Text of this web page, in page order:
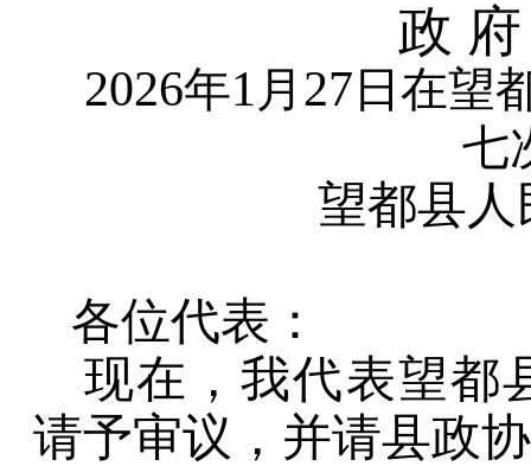
政 府
2026年1 月 27 日在望
七
望都县
各位代表：
现在，我代表望都
请予审议，并请县政